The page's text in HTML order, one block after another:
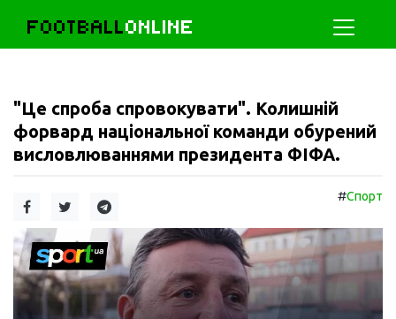
FOOTBALLONLINE
"Це спроба спровокувати". Колишній
форвард національної команди обурений
висловлюваннями президента ФІФА.
#Спорт